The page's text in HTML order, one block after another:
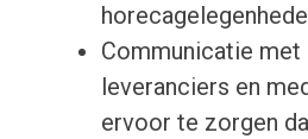
Communicatie met
leveranciers en
ervoor te zorgen